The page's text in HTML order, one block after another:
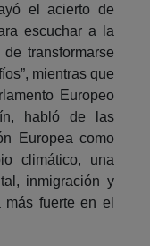
el acierto de
escuchar a la
transformarse
mientras que
Europeo
habló de las
Europea como
climático, una
inmigración y
fuerte en el